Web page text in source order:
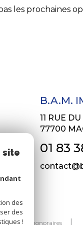
les prochaines
B.A.M.
11 RUE
77700
01 83
Nos honoraires
site
des
des
!